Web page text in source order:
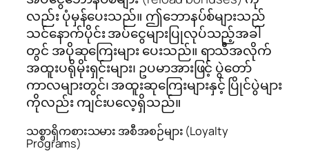
လည်း ပုံမှန်ပေးသည်။ ဤဘောနပ်စ်များသည်
သင်နောက်ပိုင်း အပ်ငွေများပြုလုပ်သည့်အခါ
တွင် အပိုဆုကြေးများ ပေးသည်။ ရာသီအလိုက်
အထူးပရိုမိုးရှင်းများ၊ ဥပမာအားဖြင့် ပွဲတော်
ကာလများတွင်၊ အထူးဆုကြေးများနှင့် ပြိုင်ပွဲများ
ကိုလည်း ကျင်းပလေ့ရှိသည်။
သစ္စာရှိကစားသမား အစီအစဉ်များ (Loyalty
Programs)